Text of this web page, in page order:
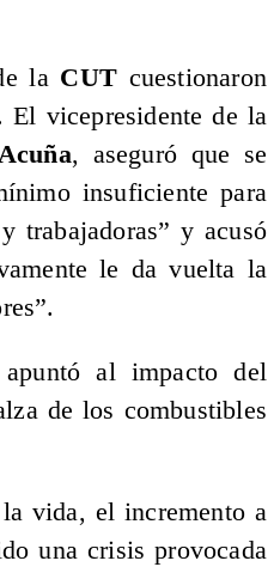
la CUT cuestionaron
El vicepresidente de la
, aseguró que se
insuficiente para
trabajadoras” y acusó
le da vuelta la
al impacto del
de los combustibles
vida, el incremento a
una crisis provocada